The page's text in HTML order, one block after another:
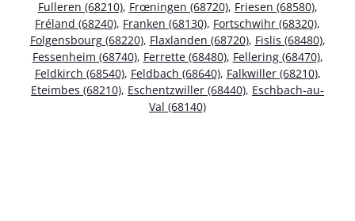
Fulleren (68210), Frœningen (68720), Friesen (68580),
Fréland (68240), Franken (68130), Fortschwihr (68320),
Folgensbourg (68220), Flaxlanden (68720), Fislis (68480),
Fessenheim (68740), Ferrette (68480), Fellering (68470),
Feldkirch (68540), Feldbach (68640), Falkwiller (68210),
Eteimbes (68210), Eschentzwiller (68440), Eschbach-au-
Val (68140)